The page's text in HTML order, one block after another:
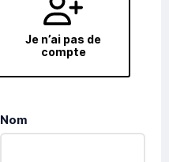
Je n’ai pas de
compte
Nom